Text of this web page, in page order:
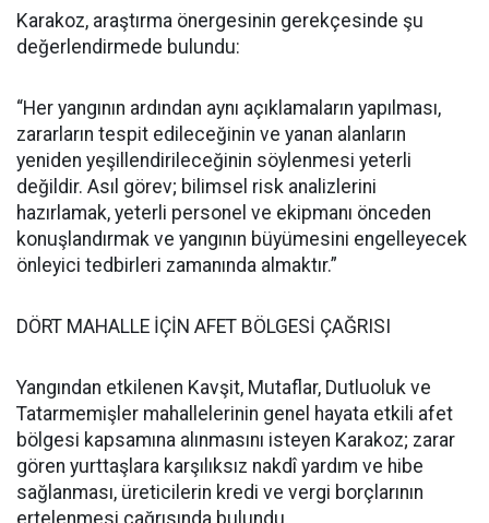
Karakoz, araştırma önergesinin gerekçesinde şu
değerlendirmede bulundu:
“Her yangının ardından aynı açıklamaların yapılması,
zararların tespit edileceğinin ve yanan alanların
yeniden yeşillendirileceğinin söylenmesi yeterli
değildir. Asıl görev; bilimsel risk analizlerini
hazırlamak, yeterli personel ve ekipmanı önceden
konuşlandırmak ve yangının büyümesini engelleyecek
önleyici tedbirleri zamanında almaktır.”
DÖRT MAHALLE İÇİN AFET BÖLGESİ ÇAĞRISI
Yangından etkilenen Kavşit, Mutaflar, Dutluoluk ve
Tatarmemişler mahallelerinin genel hayata etkili afet
bölgesi kapsamına alınmasını isteyen Karakoz; zarar
gören yurttaşlara karşılıksız nakdî yardım ve hibe
sağlanması, üreticilerin kredi ve vergi borçlarının
ertelenmesi çağrısında bulundu.